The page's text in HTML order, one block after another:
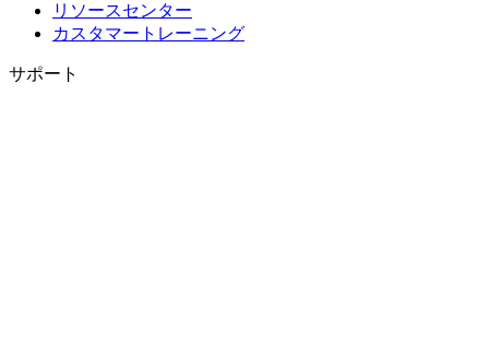
リソースセンター
カスタマートレーニング
サポート